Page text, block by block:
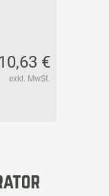
10,63 €
exkl. MwSt.